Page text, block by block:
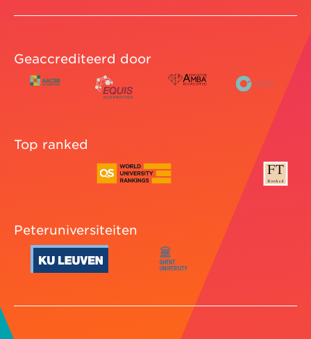
Geaccrediteerd door
Top ranked
Peteruniversiteiten